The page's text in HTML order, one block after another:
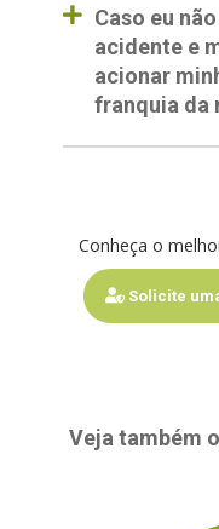
Caso eu
acidente e
acionar
franquia da
Conheça o
Solicite
Veja também